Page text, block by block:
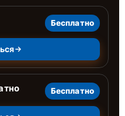
Бесплатно
Бесплатно